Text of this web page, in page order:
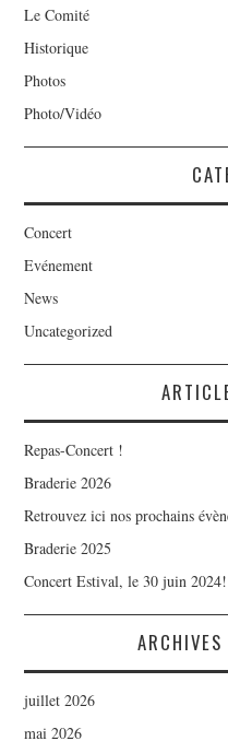
Le Comité
Historique
Photos
Photo/Vidéo
Concert
Evénement
News
Uncategorized
Repas-Concert !
Braderie 2026
Retrouvez ici nos prochains
Braderie 2025
Concert Estival, le 30 juin 2024!
juillet 2026
mai 2026